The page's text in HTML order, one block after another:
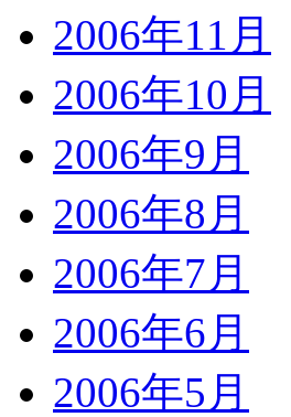
2006年11月
2006年10月
2006年9月
2006年8月
2006年7月
2006年6月
2006年5月